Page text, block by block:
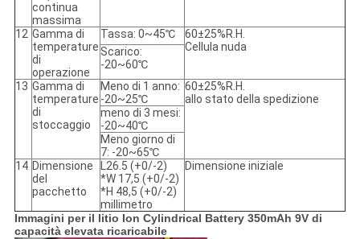
continua
massima
12 Gamma di
temperature
di
operazione
Tassa: 0~45℃
60±25%R.H.
Cellula nuda
Scarico:
-20~60℃
13 Gamma di
temperature
di
stoccaggio
Meno di 1 anno:
-20~25℃
60±25%R.H.
allo stato della spedizione
meno di 3 mesi:
-20~40℃
Meno giorno di
7: -20~65℃
14 Dimensione
del
pacchetto
L26.5 (+0/-2)
*W 17,5 (+0/-2)
*H 48,5 (+0/-2)
millimetro
Dimensione iniziale
Immagini per il litio Ion Cylindrical Battery 350mAh 9V di
capacità elevata ricaricabile